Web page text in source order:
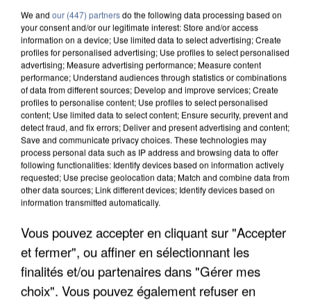
APRÈS TOUTES CES CANICULES, LES REFUGES
We and our (447) partnersdo the following data processing based on
your consent and/or our legitimate interest: Store and/or access
information on a device; Use limited data to select advertising; Create
profiles for personalised advertising; Use profiles to select personalised
advertising; Measure advertising performance; Measure content
performance; Understand audiences through statistics or combinations
of data from different sources; Develop and improve services; Create
profiles to personalise content; Use profiles to select personalised
content; Use limited data to select content; Ensure security, prevent and
detect fraud, and fix errors; Deliver and present advertising and content;
Save and communicate privacy choices. These technologies may
process personal data such as IP address and browsing data to offer
following functionalities: Identify devices based on information actively
requested; Use precise geolocation data; Match and combine data from
other data sources; Link different devices; Identify devices based on
information transmitted automatically.
Vous pouvez accepter en cliquant sur "Accepter
et fermer", ou affiner en sélectionnant les
finalités et/ou partenaires dans "Gérer mes
choix". Vous pouvez également refuser en